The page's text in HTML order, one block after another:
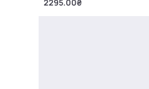
2295.00₴